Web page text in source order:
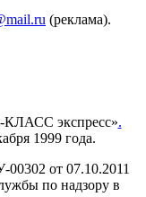
(реклама).
экспресс».
1999 года.
от 07.10.2011
по надзору в